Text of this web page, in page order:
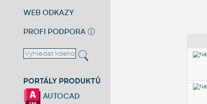
WEB ODKAZY
PROFI PODPORA ⓘ
PORTÁLY PRODUKTŮ
AUTOCAD